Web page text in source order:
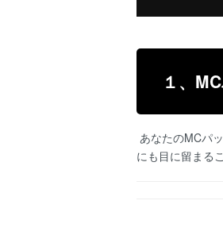
１、
あなたのMCパ
にも目に留まる